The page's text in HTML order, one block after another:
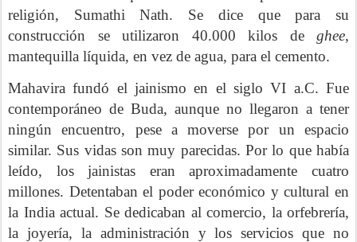
religión, Sumathi Nath. Se dice que para su
construcción se utilizaron 40.000 kilos de ghee,
mantequilla líquida, en vez de agua, para el cemento.
Mahavira fundó el jainismo en el siglo VI a.C. Fue
contemporáneo de Buda, aunque no llegaron a tener
ningún encuentro, pese a moverse por un espacio
similar. Sus vidas son muy parecidas. Por lo que había
leído, los jainistas eran aproximadamente cuatro
millones. Detentaban el poder económico y cultural en
la India actual. Se dedicaban al comercio, la orfebrería,
la joyería, la administración y los servicios que no